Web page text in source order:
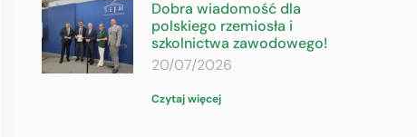
Dobra wiadomość dla
polskiego rzemiosła i
szkolnictwa zawodowego!
20/07/2026
Czytaj więcej